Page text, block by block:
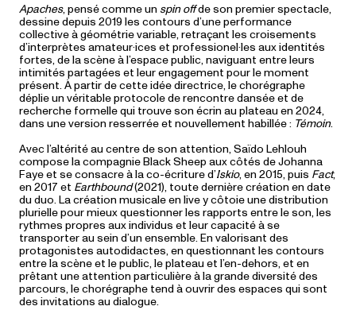
Apaches, pensé comme un spin offde son premier spectacle,
dessine depuis 2019 les contours d’une performance
collective à géométrie variable, retraçant les croisements
d’interprètes amateur·ices et professionel·les aux identités
fortes, de la scène à l’espace public, naviguant entre leurs
intimités partagées et leur engagement pour le moment
présent. À partir de cette idée directrice, le chorégraphe
déplie un véritable protocole de rencontre dansée et de
recherche formelle qui trouve son écrin au plateau en 2024,
dans une version resserrée et nouvellement habillée : Témoin.
Avec l’altérité au centre de son attention, Saïdo Lehlouh
compose la compagnie Black Sheep aux côtés de Johanna
Faye et se consacre à la co-écriture d’Iskio, en 2015, puis Fact,
en 2017 et Earthbound(2021), toute dernière création en date
du duo. La création musicale en live y côtoie une distribution
plurielle pour mieux questionner les rapports entre le son, les
rythmes propres aux individus et leur capacité à se
transporter au sein d’un ensemble. En valorisant des
protagonistes autodidactes, en questionnant les contours
entre la scène et le public, le plateau et l’en-dehors, et en
prêtant une attention particulière à la grande diversité des
parcours, le chorégraphe tend à ouvrir des espaces qui sont
des invitations au dialogue.